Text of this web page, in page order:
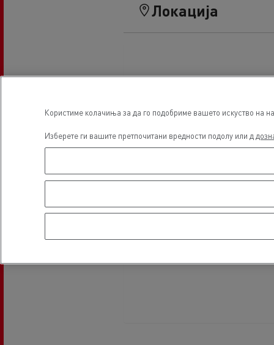
Локација
Користиме колачиња за да го подобриме вашето искуство на
Изберете ги вашите претпочитани вредности подолу или д